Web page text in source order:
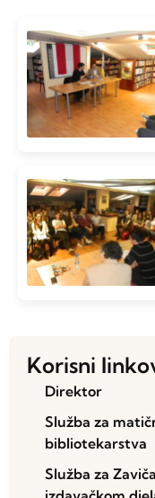
Korisni
Direktor
Služba za
bibliotekarstva
Služba za